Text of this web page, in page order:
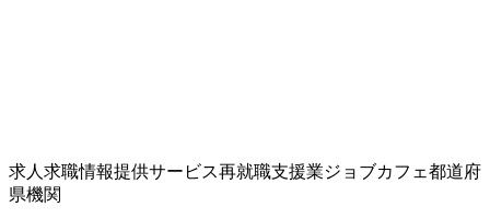
求人求職情報提供サービス再就職支援業ジョブカフェ都道府
県機関